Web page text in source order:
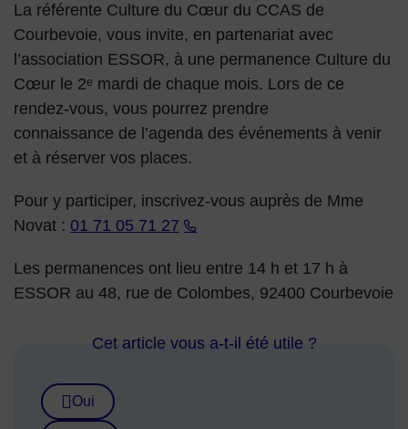
La référente Culture du Cœur du CCAS de
Courbevoie, vous invite, en partenariat avec
l’association ESSOR, à une permanence Culture du
Cœur le 2ᵉ mardi de chaque mois. Lors de ce
rendez-vous, vous pourrez prendre
connaissance de l’agenda des événements à venir
et à réserver vos places.
Pour y participer, inscrivez-vous auprès de Mme
Novat : 01 71 05 71 27
Les permanences ont lieu entre 14 h et 17 h à
ESSOR au 48, rue de Colombes, 92400 Courbevoie
Cet article vous a-t-il été utile ?
Oui